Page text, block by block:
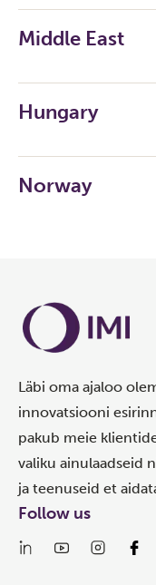
Middle East
Hungary
Norway
Läbi oma ajaloo
innovatsiooni
pakub meie
valiku ainulaadseid
ja teenuseid et
Follow us